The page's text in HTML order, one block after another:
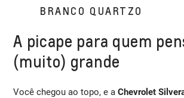
BRANCO QUARTZO
A picape para quem
(muito) grande
Você chegou ao topo, e aChevrolet